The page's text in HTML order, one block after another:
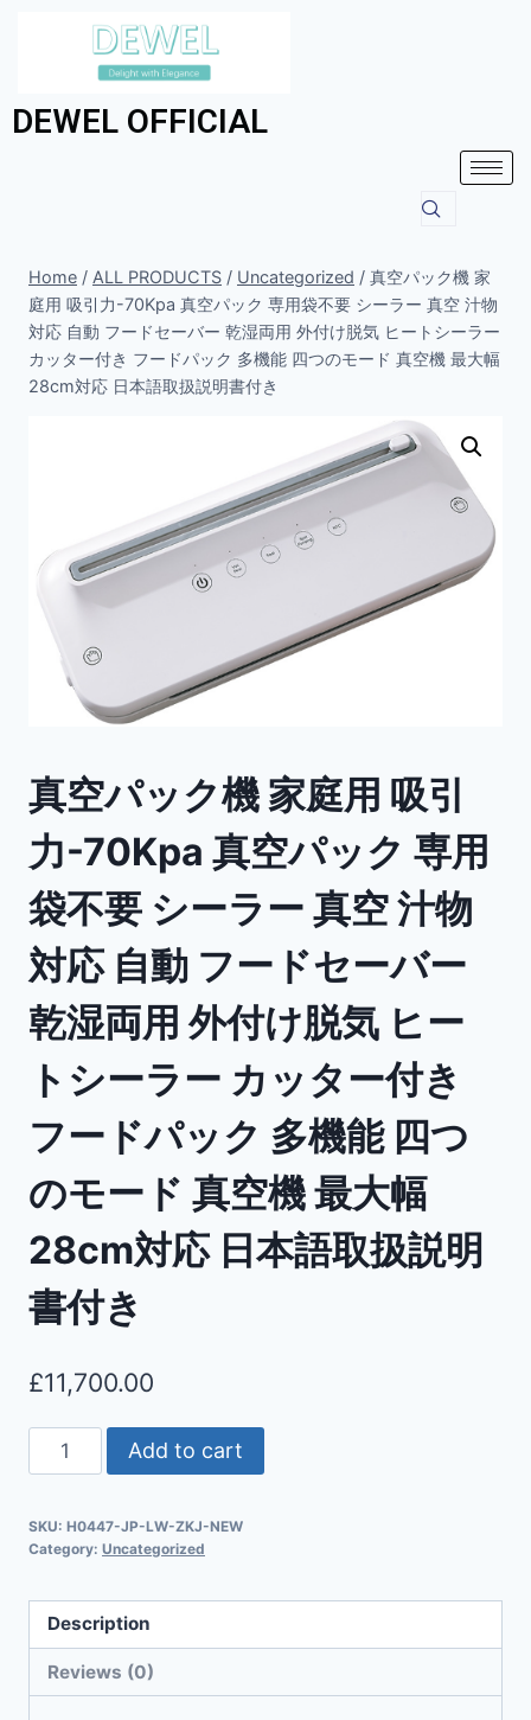
DEWEL OFFICIAL
Home / ALL PRODUCTS / Uncategorized / 真空パック機 家
庭用 吸引力-70Kpa 真空パック 専用袋不要 シーラー 真空 汁物
対応 自動 フードセーバー 乾湿両用 外付け脱気 ヒートシーラー
カッター付き フードパック 多機能 四つのモード 真空機 最大幅
28cm対応 日本語取扱説明書付き
真空パック機 家庭用 吸引
力-70Kpa 真空パック 専用
袋不要 シーラー 真空 汁物
対応 自動 フードセーバー
乾湿両用 外付け脱気 ヒー
トシーラー カッター付き
フードパック 多機能 四つ
のモード 真空機 最大幅
28cm対応 日本語取扱説明
書付き
£11,700.00
Add to cart
SKU: H0447-JP-LW-ZKJ-NEW
Category: Uncategorized
Description
Reviews (0)